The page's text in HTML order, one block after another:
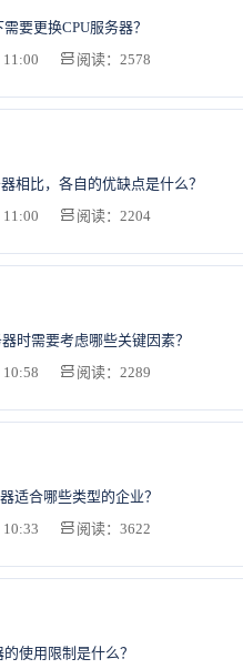
要更换CPU服务器？
阅读：2578
相比，各自的优缺点是什么？
阅读：2204
时需要考虑哪些关键因素？
阅读：2289
适合哪些类型的企业？
阅读：3622
使用限制是什么？